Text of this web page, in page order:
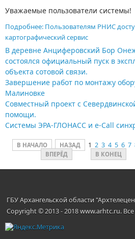
Уважаемые пользователи системы!
Подробнее: Пользователям РНИС
картографический сервис
В деревне Анциферовский Бор
состоялся официальный пуск в
объекта сотовой связи.
Завершение работ по монтажу
Малиновке
Совместный проект с
помощи.
Системы ЭРА-ГЛОНАСС и e-Call
В НАЧАЛО НАЗАД 1 2 3 4 5 6 7
ВПЕРЁД В КОНЕЦ
ГБУ Архангельской области
Copyright © 2013 - 2018 www.arhtc.ru.